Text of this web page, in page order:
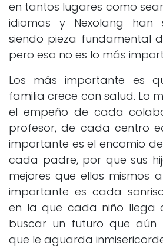
en tantos lugares como
idiomas y Nexolang han
siendo pieza fundamental
pero eso no es lo más
Los más importante es
familia crece con salud. Lo
el empeño de cada
profesor, de cada centro
importante es el encomio
cada padre, por que sus
mejores que ellos mismos
importante es cada
en la que cada niño llega
buscar un futuro que aún
que le aguarda